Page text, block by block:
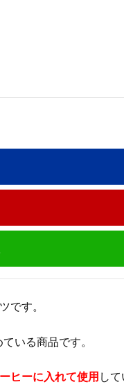
です。
いる商品です。
ヒーに入れて使用 し